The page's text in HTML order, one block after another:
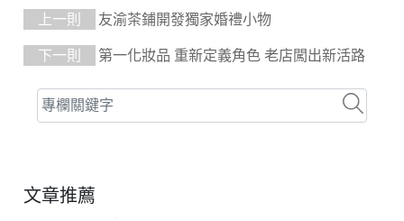
文章推薦
上一則 友渝茶鋪開發獨家婚禮小物
下一則 第一化妝品 重新定義角色 老店闖出新活路